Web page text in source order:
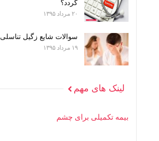
گردد؟
۲۰ مرداد ۱۳۹۵
سوالات شایع زگیل تناسلی
۱۹ مرداد ۱۳۹۵
لینک های مهم
بیمه تکمیلی برای چشم